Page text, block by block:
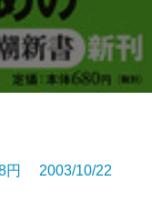
円 2003/10/22